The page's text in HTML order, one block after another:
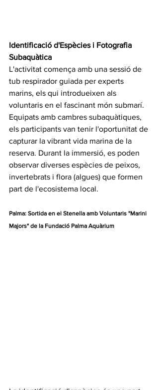
Identificació d'Espècies i Fotografia
Subaquàtica
L'activitat comença amb una sessió de
tub respirador guiada per experts
marins, els qui introdueixen als
voluntaris en el fascinant món submarí.
Equipats amb cambres subaquàtiques,
els participants van tenir l'oportunitat de
capturar la vibrant vida marina de la
reserva. Durant la immersió, es poden
observar diverses espècies de peixos,
invertebrats i flora (algues) que formen
part de l'ecosistema local.
Palma: Sortida en el Stenella amb Voluntaris "Marini
Majors" de la Fundació Palma Aquàrium